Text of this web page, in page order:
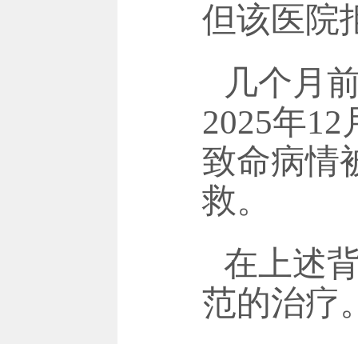
但该医院
几个月
2025年12
致命病情
救。
在上述
范的治疗